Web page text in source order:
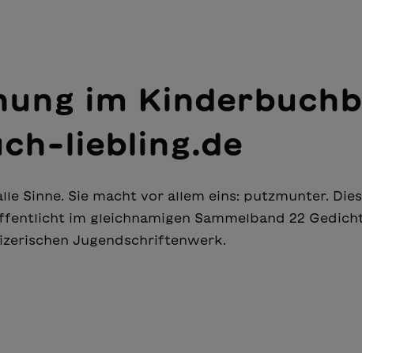
im
liebling.de
Sinne. Sie macht vor allem eins: putzmunter. Diesem
im gleichnamigen Sammelband 22 Gedichte für
Jugendschriftenwerk.